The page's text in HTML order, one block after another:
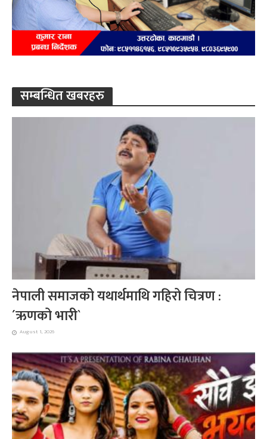
सम्बन्धित खबरहरु
नेपाली समाजको यथार्थमाथि गहिरो चित्रण :
´ऋणको भारी`
August 1, 2026